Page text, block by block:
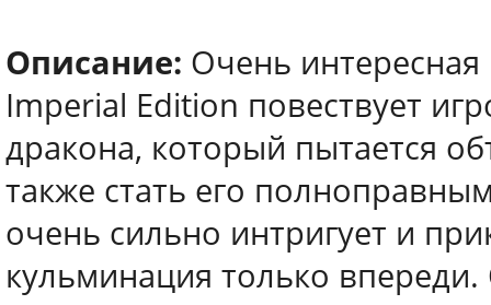
Описание: Очень
Imperial Edition повествует
дракона, который пытается
также стать его
очень сильно интригует и
кульминация только